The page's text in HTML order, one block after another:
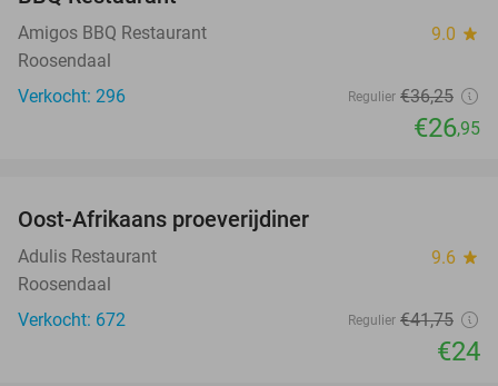
Amigos BBQ Restaurant 9.0 star
Roosendaal
Verkocht: 296
Regulier €36,25
€26,95
Oost-Afrikaans proeverijdiner
Adulis Restaurant 9.6 star
Roosendaal
Verkocht: 672
Regulier €41,75
€24